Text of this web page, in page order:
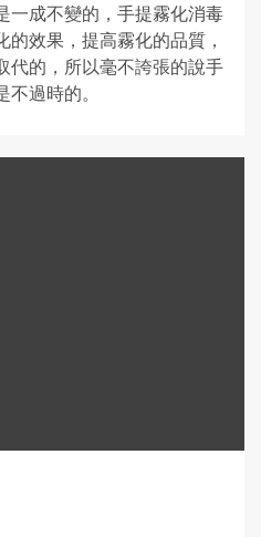
一成不變的，手提霧化消毒
效果，提高霧化的品質，
代的，所以毫不誇張的說手
過時的。